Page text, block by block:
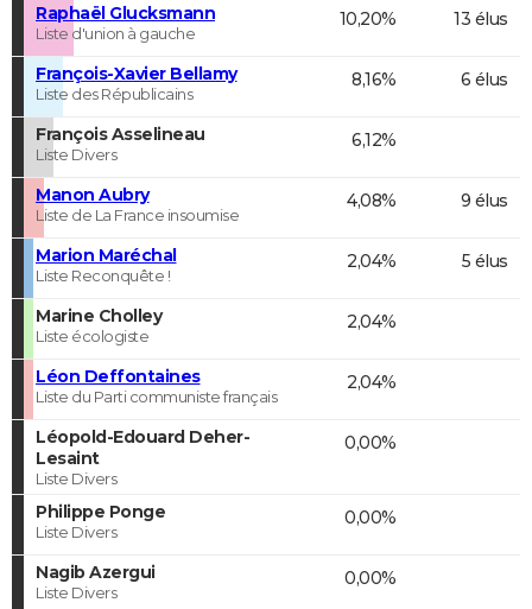
Raphaël Glucksmann
Liste d'union à gauche
10,20% 13 élus
François-Xavier Bellamy
Liste des Républicains
8,16% 6 élus
François Asselineau
Liste Divers
6,12%
Manon Aubry
Liste de La France insoumise
4,08% 9 élus
Marion Maréchal
Liste Reconquête !
2,04% 5 élus
Marine Cholley
Liste écologiste
2,04%
Léon Deffontaines
Liste du Parti communiste français
2,04%
Léopold-Edouard Deher-
Lesaint
Liste Divers
0,00%
Philippe Ponge
Liste Divers
0,00%
Nagib Azergui
Liste Divers
0,00%